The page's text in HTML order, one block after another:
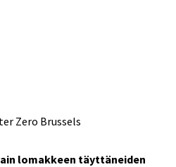
Zero Brussels
lomakkeen täyttäneiden